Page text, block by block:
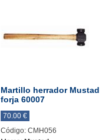
Martillo herrador Mustad
forja 60007
70.00 €
Código: CMH056